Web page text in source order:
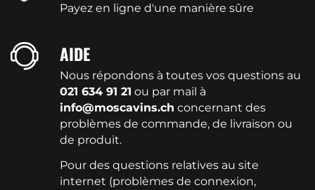
Payez en ligne d'une manière sûre
AIDE
Nous répondons à toutes vos questions au
021 634 91 21 ou par mail à
info@moscavins.ch concernant des
problèmes de commande, de livraison ou
de produit.
Pour des questions relatives au site
internet (problèmes de connexion,